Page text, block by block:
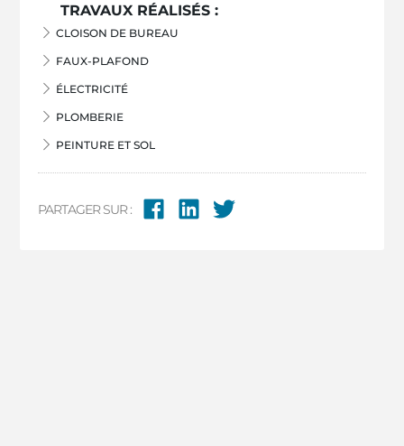
TRAVAUX RÉALISÉS :
CLOISON DE BUREAU
FAUX-PLAFOND
ÉLECTRICITÉ
PLOMBERIE
PEINTURE ET SOL
PARTAGER SUR :